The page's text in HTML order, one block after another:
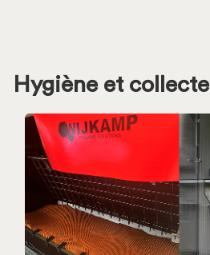
Hygiène et